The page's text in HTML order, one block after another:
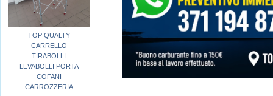
TOP QUALTY
CARRELLO
TIRABOLLI
LEVABOLLI PORTA
COFANI
CARROZZERIA